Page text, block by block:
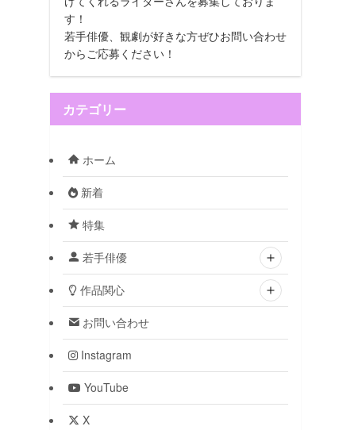
す！
若手俳優、観劇が好きな方ぜひお問い合わせ
からご応募ください！
カテゴリー
ホーム
新着
特集
若手俳優
作品関心
お問い合わせ
Instagram
YouTube
X